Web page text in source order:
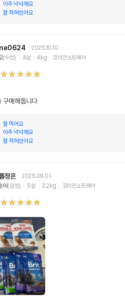
아주 넉넉해요
잘 적혀있어요
2025.10.10
(수컷) 4살 4kg 코리안쇼트헤어
구매해둡니다
잘 먹어요
아주 넉넉해요
잘 적혀있어요
정은
2025.09.01
이(암컷) 5살 3.2kg 코리안쇼트헤어